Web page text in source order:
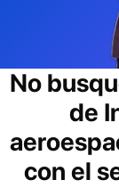
No
de
con el